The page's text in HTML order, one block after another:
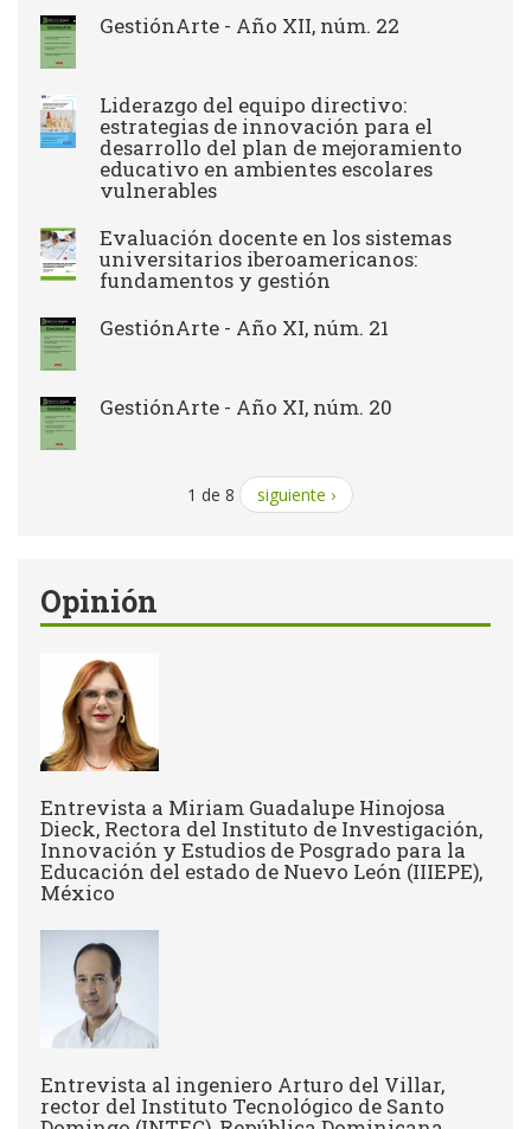
GestiónArte - Año XII, núm. 22
Liderazgo del equipo directivo:
estrategias de innovación para el
desarrollo del plan de mejoramiento
educativo en ambientes escolares
vulnerables
Evaluación docente en los sistemas
universitarios iberoamericanos:
fundamentos y gestión
GestiónArte - Año XI, núm. 21
GestiónArte - Año XI, núm. 20
1 de 8 siguiente ›
Opinión
Entrevista a Miriam Guadalupe Hinojosa
Dieck, Rectora del Instituto de Investigación,
Innovación y Estudios de Posgrado para la
Educación del estado de Nuevo León (IIIEPE),
México
Entrevista al ingeniero Arturo del Villar,
rector del Instituto Tecnológico de Santo